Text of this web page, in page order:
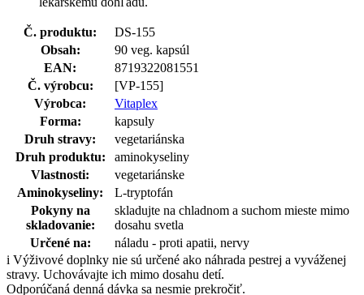
Č. produktu:
DS-155
Obsah:
90 veg. kapsúl
EAN:
8719322081551
Č. výrobcu:
[VP-155]
Výrobca:
Vitaplex
Forma:
kapsuly
Druh stravy:
vegetariánska
Druh produktu:
aminokyseliny
Vlastnosti:
vegetariánske
Aminokyseliny:
L-tryptofán
Pokyny na
skladovanie:
skladujte na chladnom a suchom mieste mimo
dosahu svetla
Určené na:
náladu - proti apatii, nervy
i Výživové doplnky nie sú určené ako náhrada pestrej a vyváženej
stravy. Uchovávajte ich mimo dosahu detí.
Odporúčaná denná dávka sa nesmie prekročiť.